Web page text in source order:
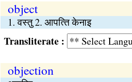
object
1. वस्तु 2. आपत्‍ति केनाइ
Transliterate :
objection